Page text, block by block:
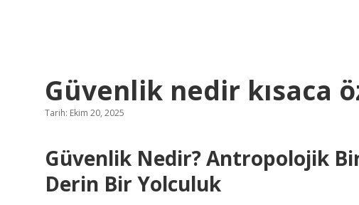
Güvenlik nedir kısaca
Tarih: Ekim 20, 2025
Güvenlik Nedir? Antropolojik Bir
Derin Bir Yolculuk